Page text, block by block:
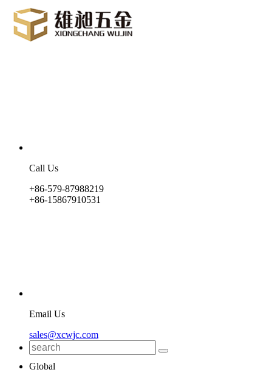
Call Us
+86-579-87988219
+86-15867910531
Email Us
sales@xcwjc.com
Global